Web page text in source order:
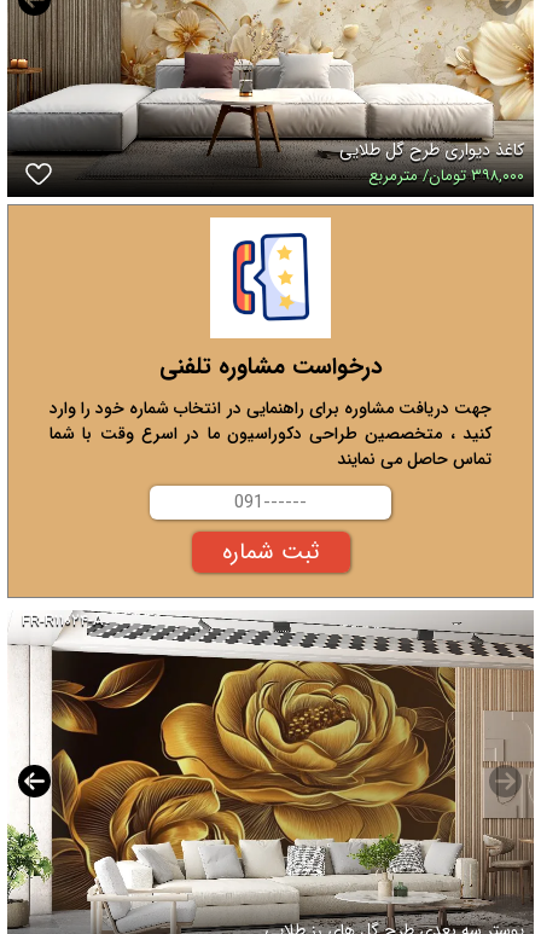
کاغذ دیواری طرح گل طلایی
۳۹۸,۰۰۰ تومان/ مترمربع
درخواست مشاوره تلفنی
جهت دریافت مشاوره برای راهنمایی در انتخاب شماره خود را وارد
کنید ، متخصصین طراحی دکوراسیون ما در اسرع وقت با شما
تماس حاصل می نمایند
FR-R۱۱۰۲۴-A